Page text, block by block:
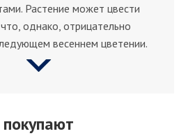
Растение может цвести
однако, отрицательно
весеннем цветении.